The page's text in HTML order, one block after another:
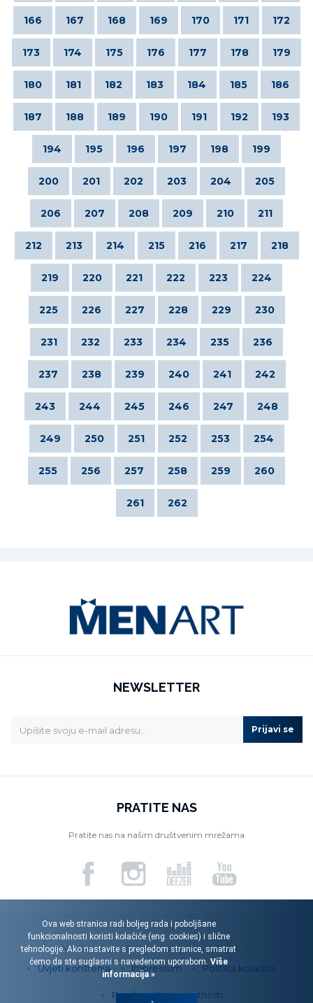
166 167 168 169 170 171 172
173 174 175 176 177 178 179
180 181 182 183 184 185 186
187 188 189 190 191 192 193
194 195 196 197 198 199
200 201 202 203 204 205
206 207 208 209 210 211
212 213 214 215 216 217 218
219 220 221 222 223 224
225 226 227 228 229 230
231 232 233 234 235 236
237 238 239 240 241 242
243 244 245 246 247 248
249 250 251 252 253 254
255 256 257 258 259 260
261 262
NEWSLETTER
Prijavi se
PRATITE NAS
Pratite nas na našim društvenim mrežama
Menart d.o.o. © 2026. Sva prava pridržana.
Uvjeti korištenja
Impressum Politika kolačića
Pravila zaštite privatnosti
Ova web stranica radi boljeg rada i poboljšane
funkcionalnosti koristi kolačiće (eng. cookies) i slične
tehnologije. Ako nastavite s pregledom stranice, smatrat
ćemo da ste suglasni s navedenom uporabom. Više
informacija »